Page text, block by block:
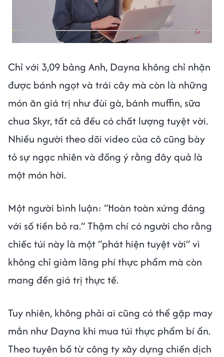
Chỉ với 3,09 bảng Anh, Dayna không chỉ nhận
được bánh ngọt và trái cây mà còn là những
món ăn giá trị như đùi gà, bánh muffin, sữa
chua Skyr, tất cả đều có chất lượng tuyệt vời.
Nhiều người theo dõi video của cô cũng bày
tỏ sự ngạc nhiên và đồng ý rằng đây quả là
một món hời.
Một người bình luận: “Hoàn toàn xứng đáng
với số tiền bỏ ra.” Thậm chí có người cho rằng
chiếc túi này là một “phát hiện tuyệt vời” vì
không chỉ giảm lãng phí thực phẩm mà còn
mang đến giá trị thực tế.
Tuy nhiên, không phải ai cũng có thể gặp may
mắn như Dayna khi mua túi thực phẩm bí ẩn.
Theo tuyên bố từ công ty xây dựng chiến dịch